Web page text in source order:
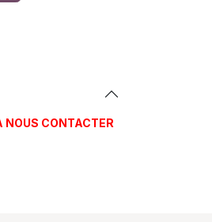
CONTACTER